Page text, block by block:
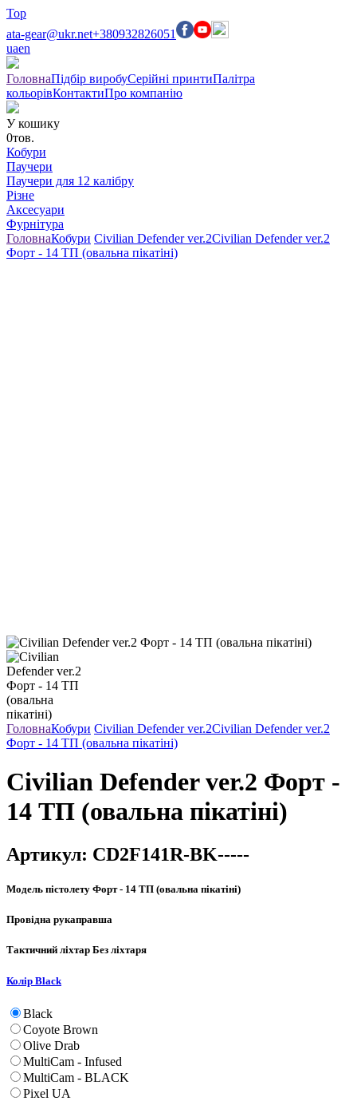
Top
ata-gear@ukr.net+380932826051
uaen
ГоловнаПідбір виробуСерійні принтиПалітра
кольорівКонтактиПро компанію
У кошику
0тов.
Кобури
Паучери
Паучери для 12 калібру
Різне
Аксесуари
Фурнітура
ГоловнаКобури Civilian Defender ver.2Civilian Defender ver.2
Форт - 14 ТП (овальна пікатіні)
ГоловнаКобури Civilian Defender ver.2Civilian Defender ver.2
Форт - 14 ТП (овальна пікатіні)
Civilian Defender ver.2 Форт -
14 ТП (овальна пікатіні)
Артикул: CD2F141R-BK-----
Модель пістолету Форт - 14 ТП (овальна пікатіні)
Провідна рукаправша
Тактичний ліхтар Без ліхтаря
Колір Black
Black
Coyote Brown
Olive Drab
MultiCam - Infused
MultiCam - BLACK
Pixel UA